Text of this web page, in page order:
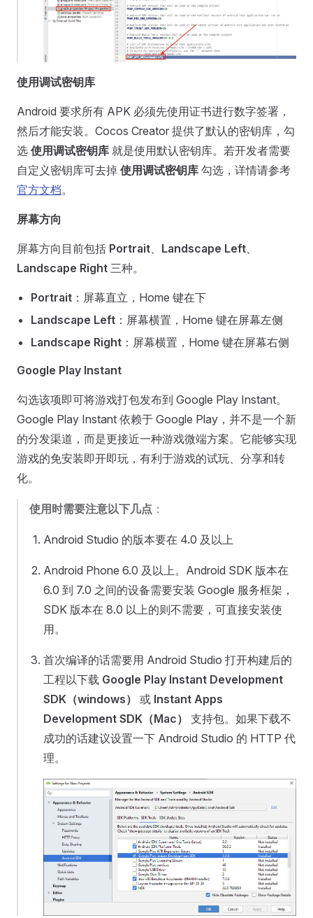
使用调试密钥库
Android 要求所有 APK 必须先使用证书进行数字签署，
然后才能安装。Cocos Creator 提供了默认的密钥库，勾
选 使用调试密钥库 就是使用默认密钥库。若开发者需要
自定义密钥库可去掉 使用调试密钥库 勾选，详情请参考
官方文档。
屏幕方向
屏幕方向目前包括 Portrait Landscape Left
Landscape Right 三种。
Portrait ：屏幕直立，Home 键在下
Landscape Left ：屏幕横置，Home 键在屏幕左侧
Landscape Right ：屏幕横置，Home 键在屏幕右侧
Google Play Instant
勾选该项即可将游戏打包发布到 Google Play Instant。
Google Play Instant 依赖于 Google Play，并不是一个新
的分发渠道，而是更接近一种游戏微端方案。它能够实现
游戏的免安装即开即玩，有利于游戏的试玩、分享和转
化。
使用时需要注意以下几点 ：
Android Studio 的版本要在 4.0 及以上
Android Phone 6.0 及以上。Android SDK 版本在
6.0 到 7.0 之间的设备需要安装 Google 服务框架，
SDK 版本在 8.0 以上的则不需要，可直接安装使
用。
首次编译的话需要用 Android Studio 打开构建后的
工程以下载 Google Play Instant Development
SDK（windows）
或 Instant Apps
Development SDK（Mac）
支持包。如果下载不
成功的话建议设置一下 Android Studio 的 HTTP 代
理。